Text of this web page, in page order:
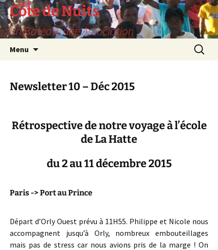
Skip
to
content
Côte de Nuits
un Bateau, une Association
Menu
Search
for:
Newsletter 10 – Déc 2015
Rétrospective de notre voyage à l’école
de La Hatte
du 2 au 11 décembre 2015
Paris -> Port au Prince
Départ d’Orly Ouest prévu à 11H55. Philippe et Nicole nous
accompagnent jusqu’à Orly, nombreux embouteillages
mais pas de stress car nous avions pris de la marge ! On